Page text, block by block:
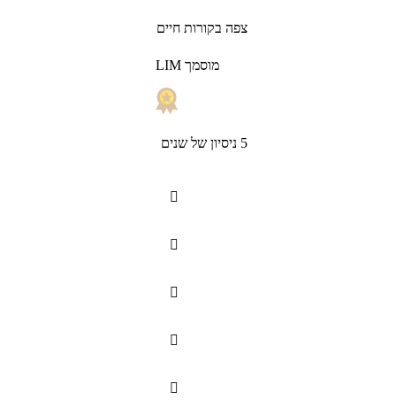
צפה בקורות חיים
LIM מוסמך
5 ניסיון של שנים




